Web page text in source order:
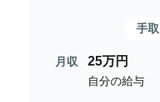
手
月収 25万円
自分の給与